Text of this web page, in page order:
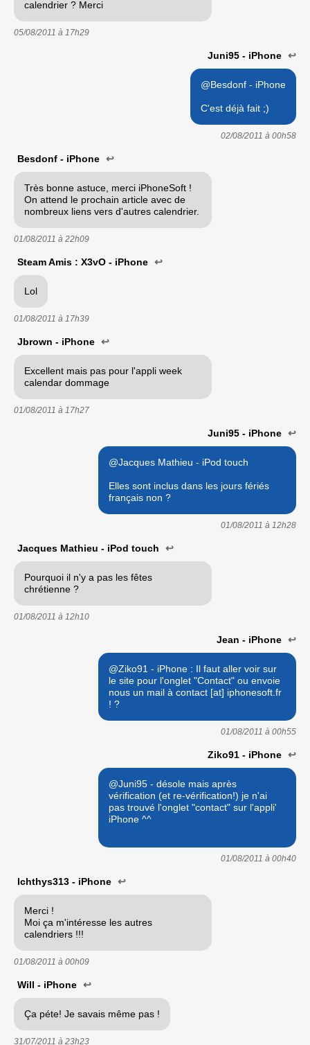
calendrier ? Merci
05/08/2011 à 17h29
Juni95 - iPhone ↩
@Besdonf - iPhone
C'est déjà fait ;)
02/08/2011 à 00h58
Besdonf - iPhone ↩
Très bonne astuce, merci iPhoneSoft !
On attend le prochain article avec de
nombreux liens vers d'autres calendrier.
01/08/2011 à 22h09
Steam Amis : X3vO - iPhone ↩
Lol
01/08/2011 à 17h39
Jbrown - iPhone ↩
Excellent mais pas pour l'appli week
calendar dommage
01/08/2011 à 17h27
Juni95 - iPhone ↩
@Jacques Mathieu - iPod touch
Elles sont inclus dans les jours fériés
français non ?
01/08/2011 à 12h28
Jacques Mathieu - iPod touch ↩
Pourquoi il n'y a pas les fêtes
chrétienne ?
01/08/2011 à 12h10
Jean - iPhone ↩
@Ziko91 - iPhone : Il faut aller voir sur
le site pour l'onglet "Contact" ou envoie
nous un mail à contact [at] iphonesoft.fr
! ?
01/08/2011 à 00h55
Ziko91 - iPhone ↩
@Juni95 - désole mais après
vérification (et re-vérification!) je n'ai
pas trouvé l'onglet "contact" sur l'appli'
iPhone ^^
01/08/2011 à 00h40
Ichthys313 - iPhone ↩
Merci !
Moi ça m'intéresse les autres
calendriers !!!
01/08/2011 à 00h09
Will - iPhone ↩
Ça péte! Je savais même pas !
31/07/2011 à 23h23